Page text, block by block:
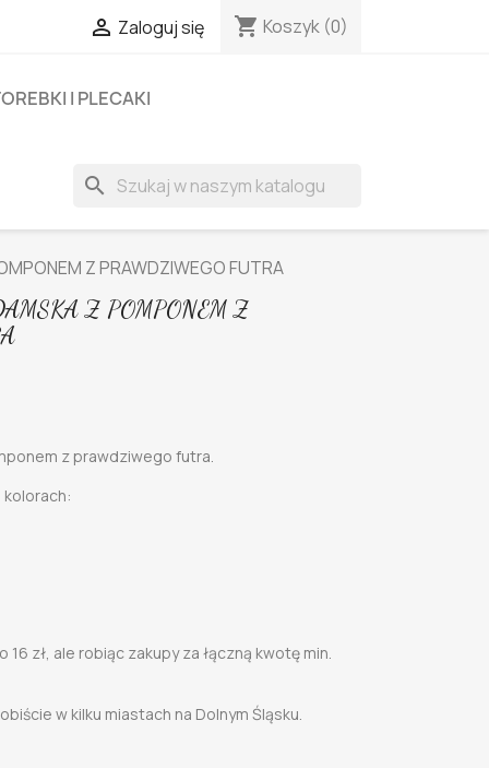
 Zaloguj się shopping_cart Koszyk (0)
I PLECAKI
search
Z PRAWDZIWEGO FUTRA
Z POMPONEM Z
z prawdziwego futra.
zł, ale robiąc zakupy za łączną kwotę min.
w kilku miastach na Dolnym Śląsku.